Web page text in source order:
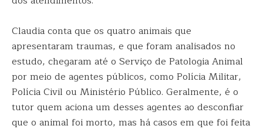
Claudia conta que os quatro animais que
apresentaram traumas, e que foram analisados no
estudo, chegaram até o Serviço de Patologia Animal
por meio de agentes públicos, como Polícia Militar,
Polícia Civil ou Ministério Público. Geralmente, é o
tutor quem aciona um desses agentes ao desconfiar
que o animal foi morto, mas há casos em que foi feita